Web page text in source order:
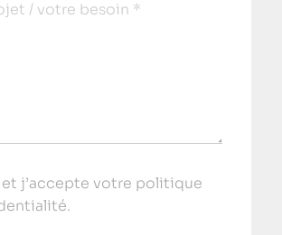
/ votre besoin *
et j’accepte votre politique
.